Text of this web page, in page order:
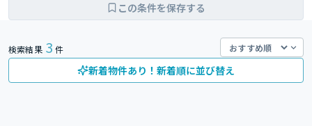
この条件を保存する
検索結果 3 件
新着物件あり！新着順に並び替え